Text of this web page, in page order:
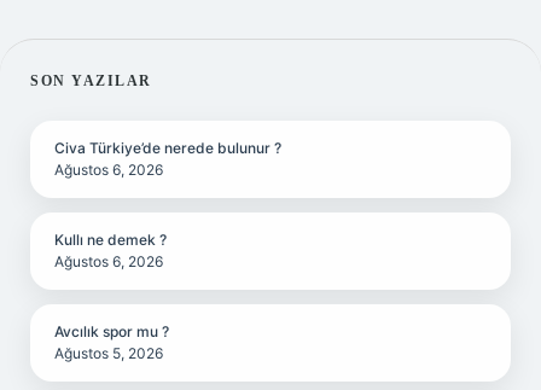
SIDEBAR
SON YAZILAR
Civa Türkiye’de nerede bulunur ?
Ağustos 6, 2026
Kullı ne demek ?
Ağustos 6, 2026
Avcılık spor mu ?
Ağustos 5, 2026